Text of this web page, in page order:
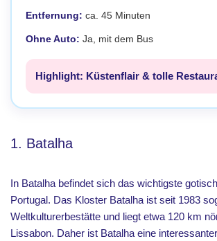
Entfernung: ca. 45 Minuten
Ohne Auto: Ja, mit dem Bus
Highlight: Küstenflair & tolle
1. Batalha
In Batalha befindet sich das wichtigste
Portugal. Das Kloster Batalha ist seit 1983
Weltkulturerbestätte und liegt etwa 120 km
Lissabon. Daher ist Batalha eine